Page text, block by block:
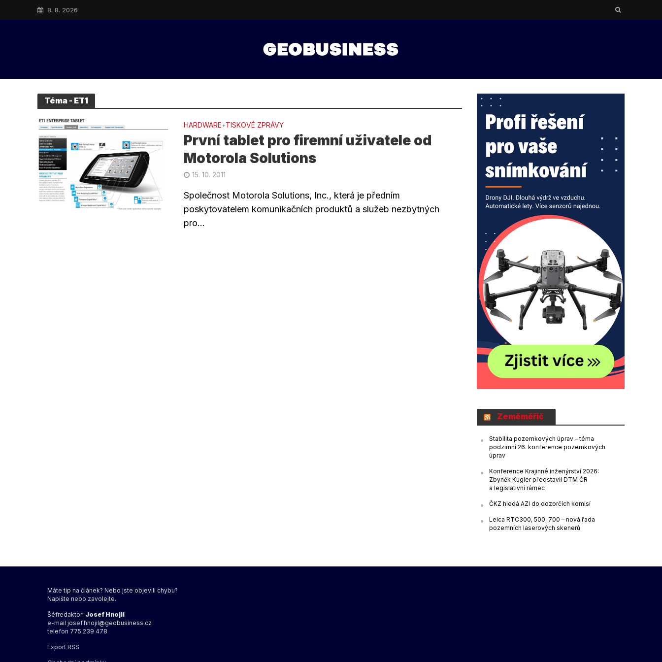
8. 8. 2026
Téma - ET1
HARDWARE•TISKOVÉ ZPRÁVY
První tablet pro firemní uživatele od
Motorola Solutions
15. 10. 2011
Společnost Motorola Solutions, Inc., která je předním
poskytovatelem komunikačních produktů a služeb nezbytných
pro...
Zeměměřič
Stabilita pozemkových úprav – téma
podzimní 26. konference pozemkových
úprav
Konference Krajinné inženýrství 2026:
Zbyněk Kugler představil DTM ČR
a legislativní rámec
ČKZ hledá AZI do dozorčích komisí
Leica RTC300, 500, 700 – nová řada
pozemních laserových skenerů
Máte tip na článek? Nebo jste objevili chybu?
Napište nebo zavolejte.
Šéfredaktor: Josef Hnojil
e-mail josef.hnojil@geobusiness.cz
telefon 775 239 478
Export RSS